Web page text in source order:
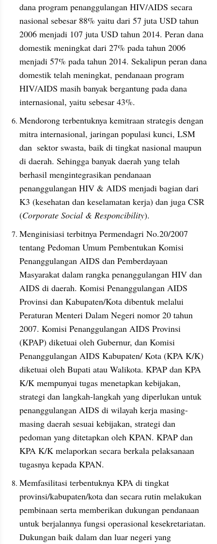
dana program penanggulangan HIV/AIDS secara
nasional sebesar 88% yaitu dari 57 juta USD tahun
2006 menjadi 107 juta USD tahun 2014. Peran dana
domestik meningkat dari 27% pada tahun 2006
menjadi 57% pada tahun 2014. Sekalipun peran dana
domestik telah meningkat, pendanaan program
HIV/AIDS masih banyak bergantung pada dana
internasional, yaitu sebesar 43%.
Mendorong terbentuknya kemitraan strategis dengan
mitra internasional, jaringan populasi kunci, LSM
dan  sektor swasta, baik di tingkat nasional maupun
di daerah. Sehingga banyak daerah yang telah
berhasil mengintegrasikan pendanaan
penanggulangan HIV & AIDS menjadi bagian dari
K3 (kesehatan dan keselamatan kerja) dan juga CSR
(Corporate Social & Responcibility).
Menginisiasi terbitnya Permendagri No.20/2007
tentang Pedoman Umum Pembentukan Komisi
Penanggulangan AIDS dan Pemberdayaan
Masyarakat dalam rangka penanggulangan HIV dan
AIDS di daerah. Komisi Penanggulangan AIDS
Provinsi dan Kabupaten/Kota dibentuk melalui
Peraturan Menteri Dalam Negeri nomor 20 tahun
2007. Komisi Penanggulangan AIDS Provinsi
(KPAP) diketuai oleh Gubernur, dan Komisi
Penanggulangan AIDS Kabupaten/ Kota (KPA K/K)
diketuai oleh Bupati atau Walikota. KPAP dan KPA
K/K mempunyai tugas menetapkan kebijakan,
strategi dan langkah-langkah yang diperlukan untuk
penanggulangan AIDS di wilayah kerja masing-
masing daerah sesuai kebijakan, strategi dan
pedoman yang ditetapkan oleh KPAN. KPAP dan
KPA K/K melaporkan secara berkala pelaksanaan
tugasnya kepada KPAN.
Memfasilitasi terbentuknya KPA di tingkat
provinsi/kabupaten/kota dan secara rutin melakukan
pembinaan serta memberikan dukungan pendanaan
untuk berjalannya fungsi operasional kesekretariatan.
Dukungan baik dalam dan luar negeri yang